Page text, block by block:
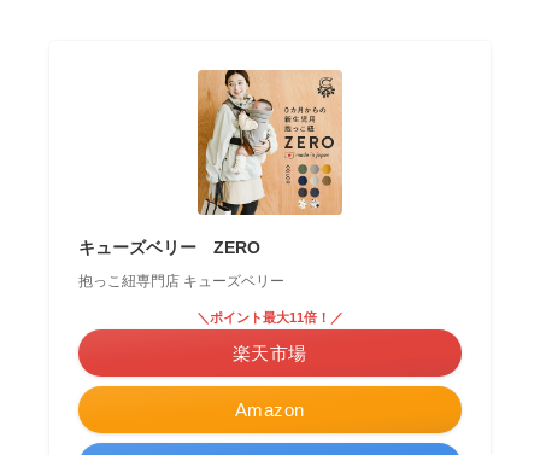
キューズベリー ZERO
抱っこ紐専門店 キューズベリー
Amazon
＼ポイント最大11倍！／
楽天市場